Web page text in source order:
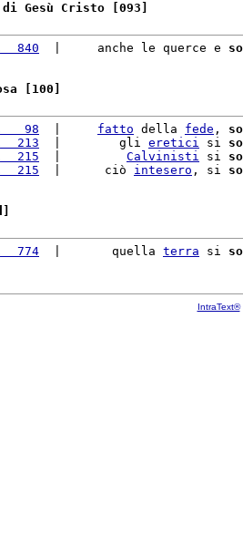
Gesù Cristo [093]
840
  |     anche le querce e
[100]
98
fatto della fede ,
213
  |        gli
eretici si
215
Calvinisti si
215
  |      ciò
intesero , si
774
  |       quella
terra si
IntraText®